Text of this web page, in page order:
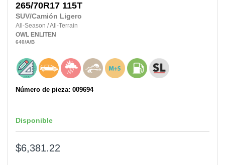
265/70R17 115T
SUV/Camión Ligero
All-Season /All-Terrain
OWL ENLITEN
640/A/B
Número de pieza: 009694
Disponible
$6,381.22